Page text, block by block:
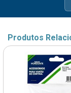
Produtos